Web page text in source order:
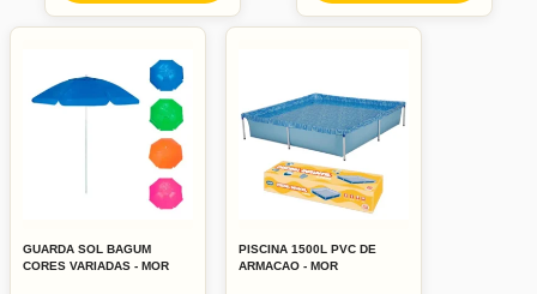
GUARDA SOL BAGUM
CORES VARIADAS - MOR
PISCINA 1500L PVC DE
ARMACAO - MOR